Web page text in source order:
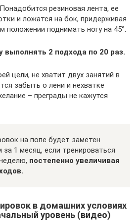
Понадобится резиновая лента, ее
и ложатся на бок, придерживая
положении поднимать ногу на 45°.
2 подхода по 20 раз.
цели, не хватит двух занятий в
забыть о лени и нехватке
– преграды не кажутся
на попе будет заметен
1 месяц, если тренироваться
постепенно увеличивая
в домашних условиях
уровень (видео)